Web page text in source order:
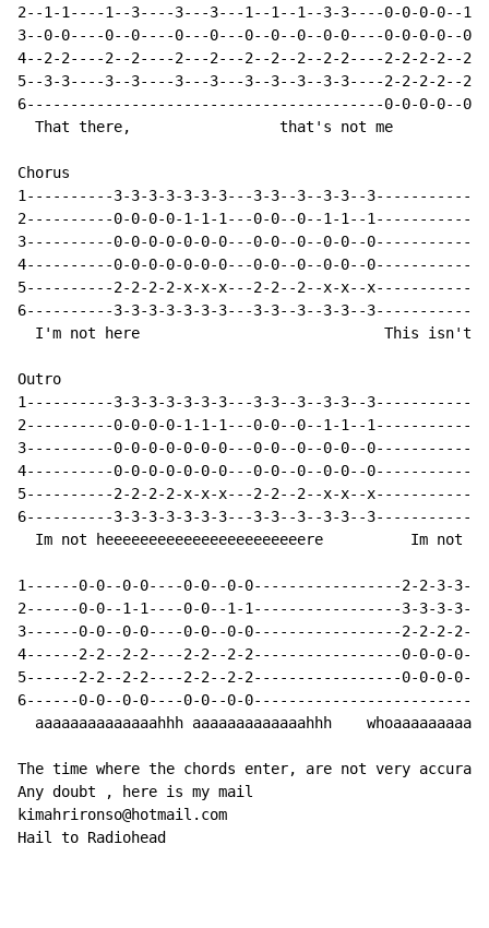
2--1-1----1--3----3---3---1--1--1--3-3----0-0-0-0--1-
3--0-0----0--0----0---0---0--0--0--0-0----0-0-0-0--0-
4--2-2----2--2----2---2---2--2--2--2-2----2-2-2-2--2-
5--3-3----3--3----3---3---3--3--3--3-3----2-2-2-2--2-
6-----------------------------------------0-0-0-0--0-
  That there,                 that's not me
Chorus
1----------3-3-3-3-3-3-3---3-3--3--3-3--3------------
2----------0-0-0-0-1-1-1---0-0--0--1-1--1------------
3----------0-0-0-0-0-0-0---0-0--0--0-0--0------------
4----------0-0-0-0-0-0-0---0-0--0--0-0--0------------
5----------2-2-2-2-x-x-x---2-2--2--x-x--x------------
6----------3-3-3-3-3-3-3---3-3--3--3-3--3------------
I'm not here                            This isn't
Outro
1----------3-3-3-3-3-3-3---3-3--3--3-3--3------------
2----------0-0-0-0-1-1-1---0-0--0--1-1--1------------
3----------0-0-0-0-0-0-0---0-0--0--0-0--0------------
4----------0-0-0-0-0-0-0---0-0--0--0-0--0------------
5----------2-2-2-2-x-x-x---2-2--2--x-x--x------------
6----------3-3-3-3-3-3-3---3-3--3--3-3--3------------
Im not heeeeeeeeeeeeeeeeeeeeeeere          Im not
1------0-0--0-0----0-0--0-0-----------------2-2-3-
2------0-0--1-1----0-0--1-1-----------------3-3-3-
3------0-0--0-0----0-0--0-0-----------------2-2-2-
4------2-2--2-2----2-2--2-2-----------------0-0-0-
5------2-2--2-2----2-2--2-2-----------------0-0-0-
6------0-0--0-0----0-0--0-
aaaaaaaaaaaaaahhh aaaaaaaaaaaaahhh    whoaaaaaaaaah
The time where the chords enter, are not very
Any doubt , here is my mail
kimahrironso@hotmail.com
Hail to Radiohead